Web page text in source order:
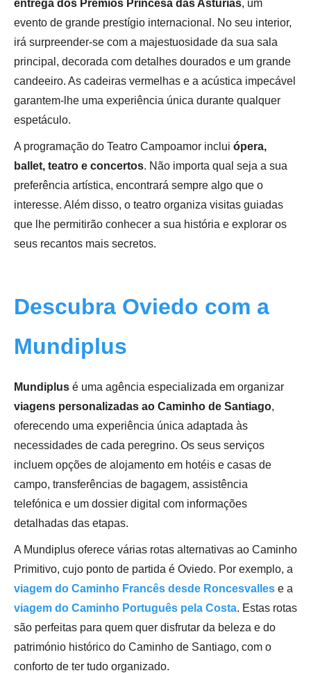
entrega dos Prémios Princesa das Astúrias, um
evento de grande prestígio internacional. No seu interior,
irá surpreender-se com a majestuosidade da sua sala
principal, decorada com detalhes dourados e um grande
candeeiro. As cadeiras vermelhas e a acústica impecável
garantem-lhe uma experiência única durante qualquer
espetáculo.
A programação do Teatro Campoamor inclui ópera,
ballet, teatro e concertos. Não importa qual seja a sua
preferência artística, encontrará sempre algo que o
interesse. Além disso, o teatro organiza visitas guiadas
que lhe permitirão conhecer a sua história e explorar os
seus recantos mais secretos.
Descubra Oviedo com a
Mundiplus
Mundiplus é uma agência especializada em organizar
viagens personalizadas ao Caminho de Santiago,
oferecendo uma experiência única adaptada às
necessidades de cada peregrino. Os seus serviços
incluem opções de alojamento em hotéis e casas de
campo, transferências de bagagem, assistência
telefónica e um dossier digital com informações
detalhadas das etapas.
A Mundiplus oferece várias rotas alternativas ao Caminho
Primitivo, cujo ponto de partida é Oviedo. Por exemplo, a
viagem do Caminho Francês desde Roncesvalles e a
viagem do Caminho Português pela Costa. Estas rotas
são perfeitas para quem quer disfrutar da beleza e do
património histórico do Caminho de Santiago, com o
conforto de ter tudo organizado.